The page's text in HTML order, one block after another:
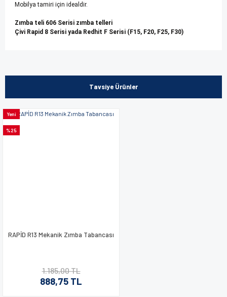
Mobilya tamiri için idealdir.
Zımba teli 606 Serisi zımba telleri
Çivi Rapid 8 Serisi yada Redhit F Serisi (F15, F20, F25, F30)
konularda yetersiz gördüğünüz noktaları öneri formunu
kullanarak tarafımıza iletebilirsiniz.
Tavsiye Ürünler
%25
Yeni
RAPİD R13 Mekanik Zımba Tabancası
1.185,00 TL
888,75 TL